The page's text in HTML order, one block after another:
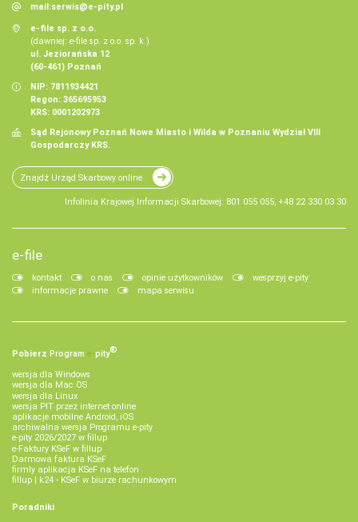
mail:serwis@e-pity.pl
e-file sp. z o.o.
(dawniej: e-file sp. z o.o. sp. k.)
ul. Jeziorańska 12
(60-461) Poznań
NIP: 7811934421
Regon: 365695953
KRS: 0001202973
Sąd Rejonowy Poznań Nowe Miasto i Wilda w Poznaniu Wydział VIII
Gospodarczy KRS.
Znajdź Urząd Skarbowy online
Infolinia Krajowej Informacji Skarbowej: 801 055 055, +48 22 330 03 30
e-file
kontakt o nas opinie użytkowników
wesprzyj e-pity
informacje prawne
mapa serwisu
Pobierz Program e‑pity®
wersja dla Windows
wersja dla Mac OS
wersja dla Linux
wersja PIT przez internet online
aplikacje mobilne Android, iOS
archiwalna wersja Programu e-pity
e-pity 2026/2027 w fillup
e‑Faktury KSeF w fillup
Darmowa faktura KSeF
firmly aplikacja KSeF na telefon
fillup | k24 - KSeF w biurze rachunkowym
Poradniki